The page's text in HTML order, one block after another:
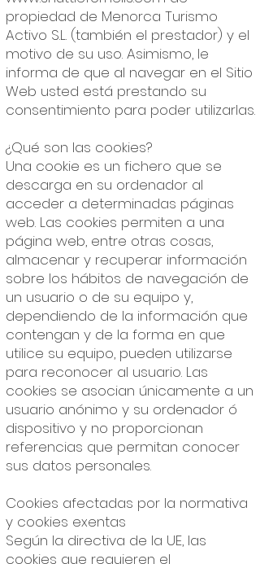
propiedad de Menorca Turismo
Activo S.L. (también el prestador) y el
motivo de su uso. Asimismo, le
informa de que al navegar en el Sitio
Web usted está prestando su
consentimiento para poder utilizarlas.
¿Qué son las cookies?
Una cookie es un fichero que se
descarga en su ordenador al
acceder a determinadas páginas
web. Las cookies permiten a una
página web, entre otras cosas,
almacenar y recuperar información
sobre los hábitos de navegación de
un usuario o de su equipo y,
dependiendo de la información que
contengan y de la forma en que
utilice su equipo, pueden utilizarse
para reconocer al usuario. Las
cookies se asocian únicamente a un
usuario anónimo y su ordenador ó
dispositivo y no proporcionan
referencias que permitan conocer
sus datos personales.
Cookies afectadas por la normativa
y cookies exentas
Según la directiva de la UE, las
cookies que requieren el